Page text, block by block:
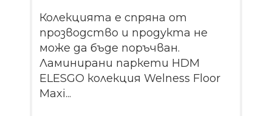
Колекцията е спряна от
прозводство и продукта не
може да бъде поръчван.
Ламинирани паркети HDM
ELESGO колекция Welness Floor
Maxi...